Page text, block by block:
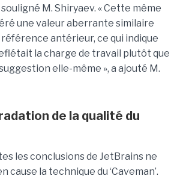
souligné M. Shiryaev. « Cette même
une valeur aberrante similaire
référence antérieur, ce qui indique
la charge de travail plutôt que
elle-même », a ajouté M.
de la qualité du
les conclusions de JetBrains ne
cause la technique du ‘Caveman’.